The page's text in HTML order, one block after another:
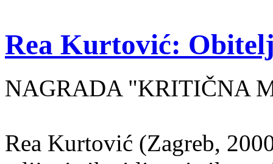
Rea Kurtović:
NAGRADA "KRITIČNA
Rea Kurtović (Zagreb,